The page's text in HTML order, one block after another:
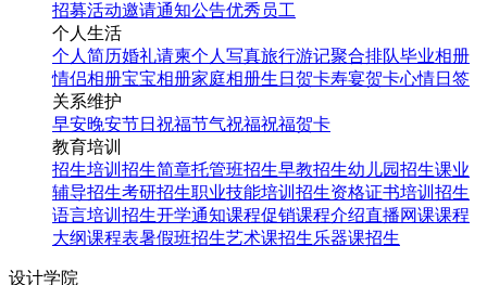
招募活动邀请通知公告优秀员工
个人生活
个人简历婚礼请柬个人写真旅行游记聚合排队毕业相册
情侣相册宝宝相册家庭相册生日贺卡寿宴贺卡心情日签
关系维护
早安晚安节日祝福节气祝福祝福贺卡
教育培训
招生培训 招生简章托管班招生早教招生幼儿园招生课业
辅导招生考研招生职业技能培训招生资格证书培训招生
语言培训招生开学通知课程促销课程介绍直播网课课程
大纲课程表暑假班招生艺术课招生乐器课招生
设计学院